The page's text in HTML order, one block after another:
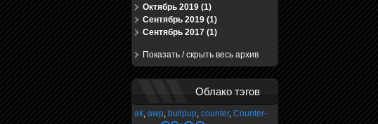
Октябрь 2019 (1)
Сентябрь 2019 (1)
Сентябрь 2017 (1)
Показать / скрыть весь архив
Облако тэгов
ak, awp, bullpup, counter, Counter-